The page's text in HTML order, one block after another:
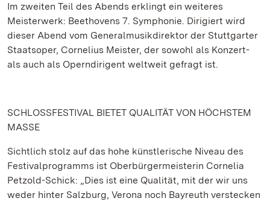
Im zweiten Teil des Abends erklingt ein weiteres
Meisterwerk: Beethovens 7. Symphonie. Dirigiert wird
dieser Abend vom Generalmusikdirektor der Stuttgarter
Staatsoper, Cornelius Meister, der sowohl als Konzert-
als auch als Operndirigent weltweit gefragt ist.
SCHLOSSFESTIVAL BIETET QUALITÄT VON HÖCHSTEM
MASSE
Sichtlich stolz auf das hohe künstlerische Niveau des
Festivalprogramms ist Oberbürgermeisterin Cornelia
Petzold-Schick: „Dies ist eine Qualität, mit der wir uns
weder hinter Salzburg, Verona noch Bayreuth verstecken